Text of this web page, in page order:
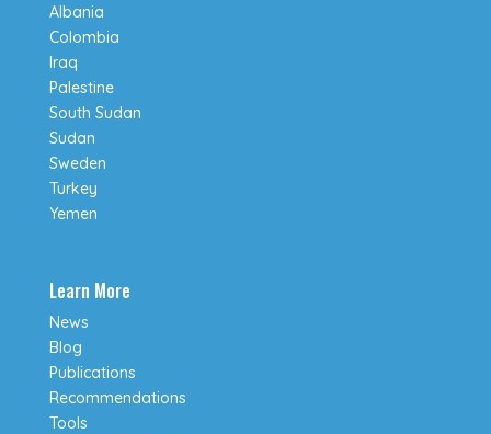
Albania
Colombia
Iraq
Palestine
South Sudan
Sudan
Sweden
Turkey
Yemen
Learn More
News
Blog
Publications
Recommendations
Tools